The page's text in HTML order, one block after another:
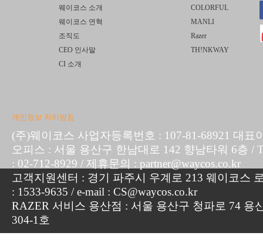
웨이코스 소개
웨이코스 연혁
조직도
CEO 인사말
CI 소개
COLORFUL
MANLI
Razer
TH!NKWAY
개인정보 처리방침
(주)웨이코스 사업자등록번호 : 107-81-68921 대표
오피스 : 서울 용산구 한남대로 142 향남타워 6층 /
: 02-712-8929 / 제휴문의 : partner@waycos.co.kr
고객지원센터 : 경기 파주시 우계로 213 웨이코스
: 1533-9635 / e-mail : CS@waycos.co.kr
RAZER 서비스 용산점 : 서울 용산구 청파로 74 용
304-1호